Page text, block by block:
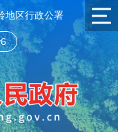
地区行政公署